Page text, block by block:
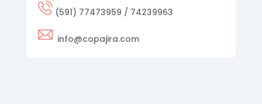
(591) 77473959 / 74239963
info@copajira.com